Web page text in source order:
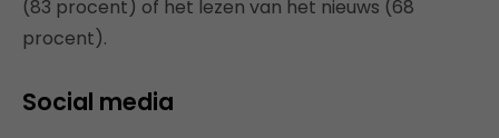
(83 procent) of het lezen van het nieuws (68
procent).
Social media